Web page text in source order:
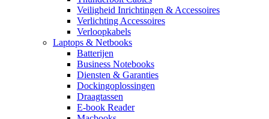
Veiligheid Inrichtingen & Accessoires
Verlichting Accessoires
Verloopkabels
Laptops & Netbooks
Batterijen
Business Notebooks
Diensten & Garanties
Dockingoplossingen
Draagtassen
E-book Reader